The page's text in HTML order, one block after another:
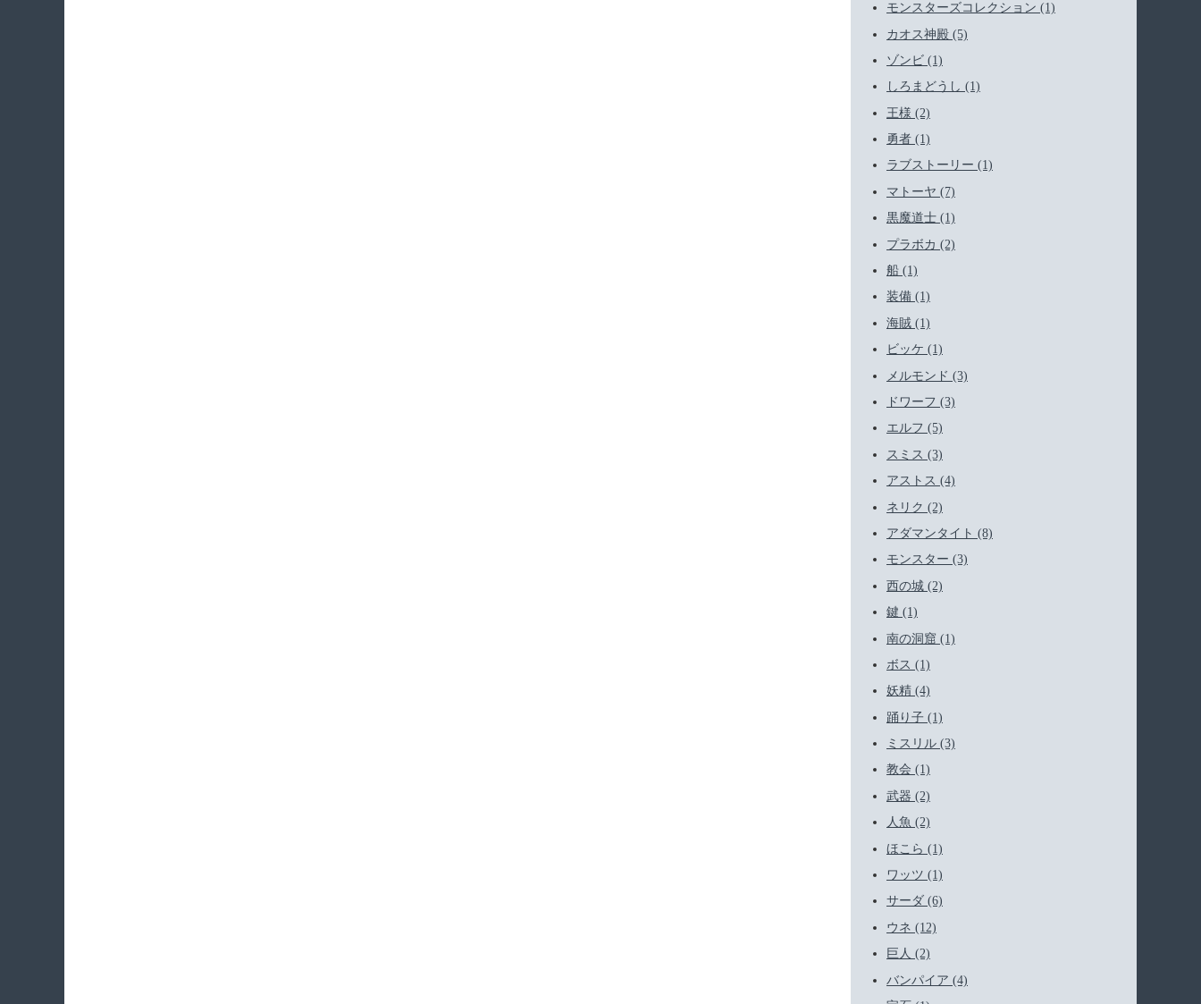
モンスターズコレクション (1)
カオス神殿 (5)
ゾンビ (1)
しろまどうし (1)
王様 (2)
勇者 (1)
ラブストーリー (1)
マトーヤ (7)
黒魔道士 (1)
プラボカ (2)
船 (1)
装備 (1)
海賊 (1)
ビッケ (1)
メルモンド (3)
ドワーフ (3)
エルフ (5)
スミス (3)
アストス (4)
ネリク (2)
アダマンタイト (8)
モンスター (3)
西の城 (2)
鍵 (1)
南の洞窟 (1)
ボス (1)
妖精 (4)
踊り子 (1)
ミスリル (3)
教会 (1)
武器 (2)
人魚 (2)
ほこら (1)
ワッツ (1)
サーダ (6)
ウネ (12)
巨人 (2)
バンパイア (4)